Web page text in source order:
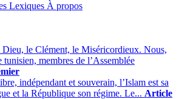
Lexiques À propos
le Clément, le Miséricordieux. Nous,
tunisien, membres de l’Assemblée
indépendant et souverain, l’Islam est sa
et la République son régime. Le... Article